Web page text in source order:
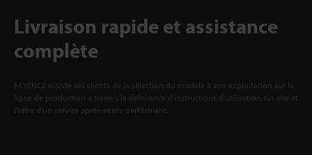
Livraison rapide et assistance
complète
KEYENCE assiste ses clients de la sélection du modèle à son exploitation sur la
ligne de production à travers la délivrance d'instructions d'utilisation sur site et
l'offre d'un service après-vente performant.